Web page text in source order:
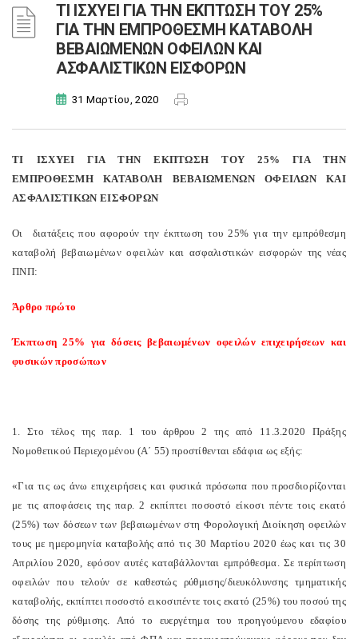
ΤΙ ΙΣΧΥΕΙ ΓΙΑ ΤΗΝ ΕΚΠΤΩΣΗ ΤΟΥ 25%
ΓΙΑ ΤΗΝ ΕΜΠΡΟΘΕΣΜΗ ΚΑΤΑΒΟΛΗ
ΒΕΒΑΙΩΜΕΝΩΝ ΟΦΕΙΛΩΝ ΚΑΙ
ΑΣΦΑΛΙΣΤΙΚΩΝ ΕΙΣΦΟΡΩΝ
31 Μαρτίου, 2020
ΤΙ ΙΣΧΥΕΙ ΓΙΑ ΤΗΝ ΕΚΠΤΩΣΗ ΤΟΥ 25% ΓΙΑ ΤΗΝ
ΕΜΠΡΟΘΕΣΜΗ ΚΑΤΑΒΟΛΗ ΒΕΒΑΙΩΜΕΝΩΝ ΟΦΕΙΛΩΝ ΚΑΙ
ΑΣΦΑΛΙΣΤΙΚΩΝ ΕΙΣΦΟΡΩΝ
Οι διατάξεις που αφορούν την έκπτωση του 25% για την εμπρόθεσμη
καταβολή βεβαιωμένων οφειλών και ασφαλιστικών εισφορών της νέας
ΠΝΠ:
Άρθρο πρώτο
Έκπτωση 25% για δόσεις βεβαιωμένων οφειλών επιχειρήσεων και
φυσικών προσώπων
1. Στο τέλος της παρ. 1 του άρθρου 2 της από 11.3.2020 Πράξης
Νομοθετικού Περιεχομένου (Α΄ 55) προστίθενται εδάφια ως εξής:
«Για τις ως άνω επιχειρήσεις και φυσικά πρόσωπα που προσδιορίζονται
με τις αποφάσεις της παρ. 2 εκπίπτει ποσοστό είκοσι πέντε τοις εκατό
(25%) των δόσεων των βεβαιωμένων στη Φορολογική Διοίκηση οφειλών
τους με ημερομηνία καταβολής από τις 30 Μαρτίου 2020 έως και τις 30
Απριλίου 2020, εφόσον αυτές καταβάλλονται εμπρόθεσμα. Σε περίπτωση
οφειλών που τελούν σε καθεστώς ρύθμισης/διευκόλυνσης τμηματικής
καταβολής, εκπίπτει ποσοστό εικοσιπέντε τοις εκατό (25%) του ποσού της
δόσης της ρύθμισης. Από το ευεργέτημα του προηγούμενου εδαφίου